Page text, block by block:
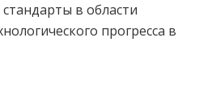
в области
прогресса в